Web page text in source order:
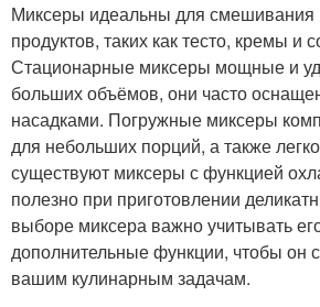
Миксеры идеальны для смешивания
продуктов, таких как тесто, кремы и
Стационарные миксеры мощные и
больших объёмов, они часто
насадками. Погружные миксеры
для небольших порций, а также
существуют миксеры с функцией
полезно при приготовлении
выборе миксера важно учитывать
дополнительные функции, чтобы он
вашим кулинарным задачам.